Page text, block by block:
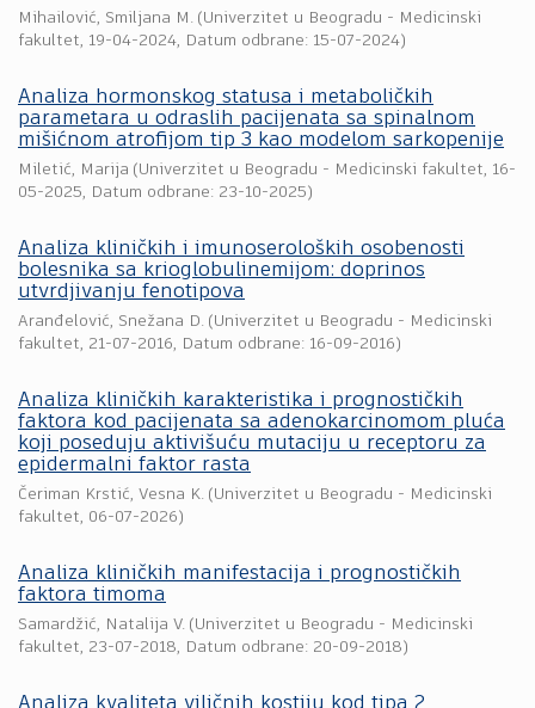
Mihailović, Smiljana M. (Univerzitet u Beogradu - Medicinski
fakultet, 19-04-2024, Datum odbrane: 15-07-2024)
Analiza hormonskog statusa i metaboličkih
parametara u odraslih pacijenata sa spinalnom
mišićnom atrofijom tip 3 kao modelom sarkopenije
Miletić, Marija (Univerzitet u Beogradu - Medicinski fakultet, 16-
05-2025, Datum odbrane: 23-10-2025)
Analiza kliničkih i imunoseroloških osobenosti
bolesnika sa krioglobulinemijom: doprinos
utvrdjivanju fenotipova
Aranđelović, Snežana D. (Univerzitet u Beogradu - Medicinski
fakultet, 21-07-2016, Datum odbrane: 16-09-2016)
Analiza kliničkih karakteristika i prognostičkih
faktora kod pacijenata sa adenokarcinomom pluća
koji poseduju aktivišuću mutaciju u receptoru za
epidermalni faktor rasta
Čeriman Krstić, Vesna K. (Univerzitet u Beogradu - Medicinski
fakultet, 06-07-2026)
Analiza kliničkih manifestacija i prognostičkih
faktora timoma
Samardžić, Natalija V. (Univerzitet u Beogradu - Medicinski
fakultet, 23-07-2018, Datum odbrane: 20-09-2018)
Analiza kvaliteta viličnih kostiju kod tipa 2